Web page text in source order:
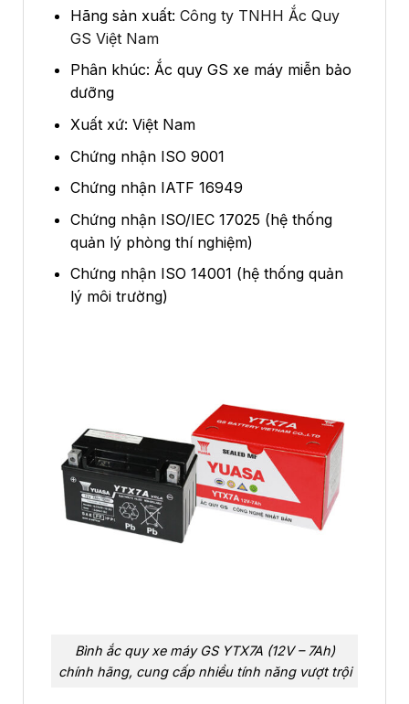
Hãng sản xuất: Công ty TNHH Ắc Quy
GS Việt Nam
Phân khúc: Ắc quy GS xe máy miễn bảo
dưỡng
Xuất xứ: Việt Nam
Chứng nhận ISO 9001
Chứng nhận IATF 16949
Chứng nhận ISO/IEC 17025 (hệ thống
quản lý phòng thí nghiệm)
Chứng nhận ISO 14001 (hệ thống quản
lý môi trường)
Bình ắc quy xe máy GS YTX7A (12V – 7Ah)
chính hãng, cung cấp nhiều tính năng vượt trội